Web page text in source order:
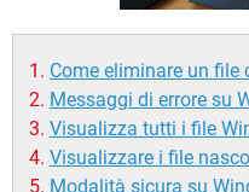
Come eliminare un file
Messaggi di errore su
Visualizza tutti i file
Visualizzare i file
Modalità sicura su